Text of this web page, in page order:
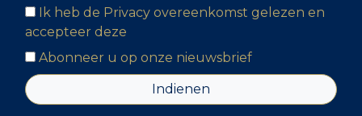
Ik heb de Privacy overeenkomst gelezen en
accepteer deze
Abonneer u op onze nieuwsbrief
Indienen